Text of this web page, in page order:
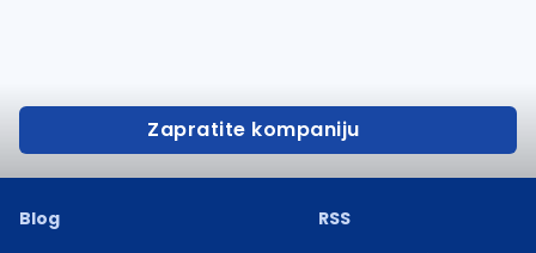
Zapratite kompaniju
Blog
RSS